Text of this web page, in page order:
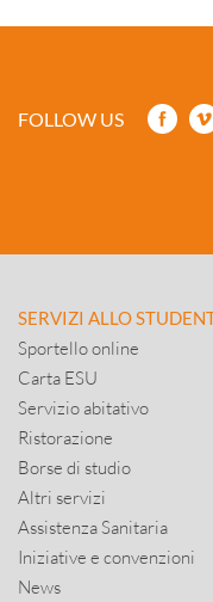
FOLLOW US
SERVIZI ALLO
Sportello online
Carta ESU
Servizio abitativo
Ristorazione
Borse di studio
Altri servizi
Assistenza Sanitaria
Iniziative e convenzioni
News